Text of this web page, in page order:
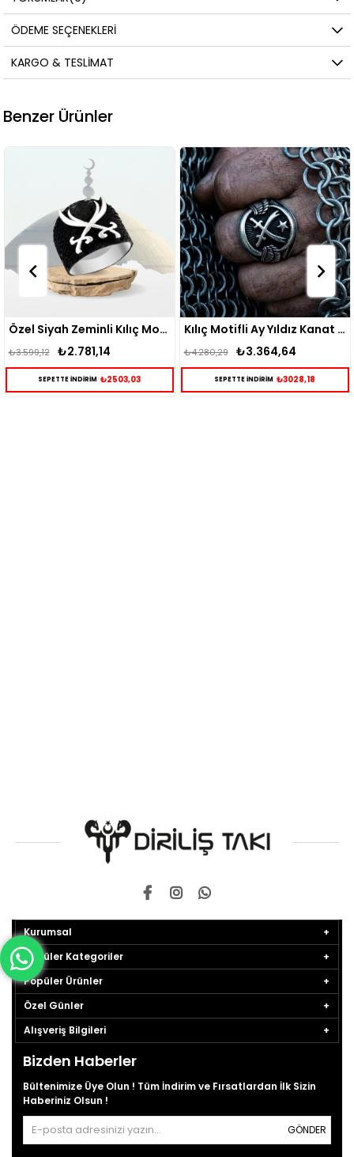
ÖDEME SEÇENEKLERI
KARGO & TESLIMAT
Benzer Ürünler
Özel Siyah Zeminli Kılıç Motifli Gümüş Erkek Yüzük
₺2503,03
Kılıç Motifli Ay Yıldız Kanat Modeli Gümüş Erkek Yüzük
₺3.364,64
₺4.280,29
SEPETTE İNDİRİM ₺3028,18
₺3.724,99
SEPETTE İNDİRİM
Kurumsal
Popüler Kategoriler
Popüler Ürünler
Özel Günler
Alışveriş Bilgileri
Bizden Haberler
Bültenimize Üye Olun ! Tüm İndirim ve Fırsatlardan İlk Sizin
Haberiniz Olsun !
GÖNDER